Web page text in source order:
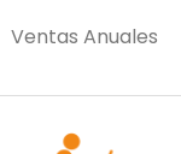
Ventas Anuales